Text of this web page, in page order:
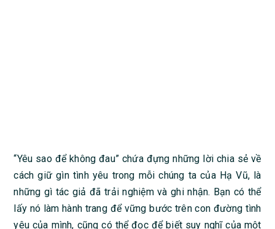
“Yêu sao để không đau” chứa đựng những lời chia sẻ về
cách giữ gìn tình yêu trong mỗi chúng ta của Hạ Vũ, là
những gì tác giả đã trải nghiệm và ghi nhận. Bạn có thể
lấy nó làm hành trang để vững bước trên con đường tình
yêu của mình, cũng có thể đọc để biết suy nghĩ của một